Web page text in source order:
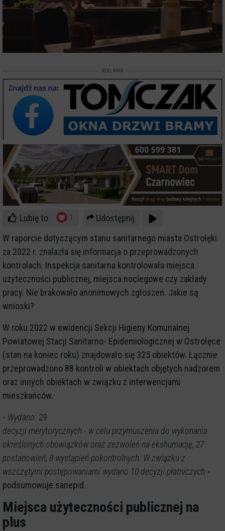
REKLAMA
Lubię to 1
Udostępnij
W raporcie dotyczącym stanu sanitarnego miasta Ostrołęki
za 2022 r. znalazła się informacja o przeprowadzonych
kontrolach. Inspekcja sanitarna kontrolowała miejsca
użyteczności publicznej, miejsca noclegowe czy zakłady
pracy. Nie brakowało anonimowych zgłoszeń. Jakie są
wnioski?
W roku 2022 w ewidencji Sekcji Higieny Komunalnej
Powiatowej Stacji Sanitarno- Epidemiologicznej w Ostrołęce
(stan na koniec roku) znajdowało się 325 obiektów. Łącznie
przeprowadzono 88 kontroli w obiektach objętych nadzorem
oraz innych obiektach w związku z interwencjami
mieszkańców.
- Wydano: 29
decyzji merytorycznych - w celu przymuszenia do wykonania
określonych obowiązków oraz zezwoleń na ekshumację, 27
postanowień, 8 wystąpień pokontrolnych. W związku z
wszczętymi postępowaniami wydano 10 decyzji płatniczych -
podsumowuje sanepid.
Miejsca użyteczności publicznej na
plus